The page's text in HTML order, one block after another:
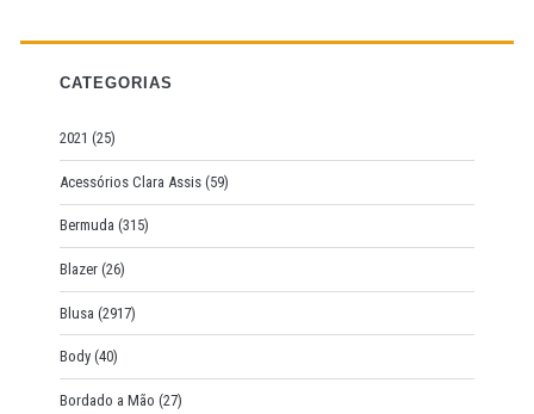
h
f
r
:
CATEGORIAS
2021 (25)
Acessórios Clara Assis (59)
Bermuda (315)
Blazer (26)
Blusa (2917)
Body (40)
Bordado a Mão (27)